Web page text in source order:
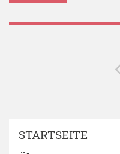
STARTSEITE